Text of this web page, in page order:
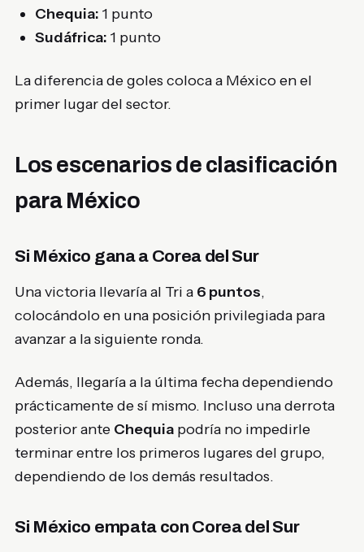
Chequia: 1 punto
Sudáfrica: 1 punto
La diferencia de goles coloca a México en el
primer lugar del sector.
Los escenarios de clasificación
para México
Si México gana a Corea del Sur
Una victoria llevaría al Tri a 6 puntos,
colocándolo en una posición privilegiada para
avanzar a la siguiente ronda.
Además, llegaría a la última fecha dependiendo
prácticamente de sí mismo. Incluso una derrota
posterior ante Chequia podría no impedirle
terminar entre los primeros lugares del grupo,
dependiendo de los demás resultados.
Si México empata con Corea del Sur